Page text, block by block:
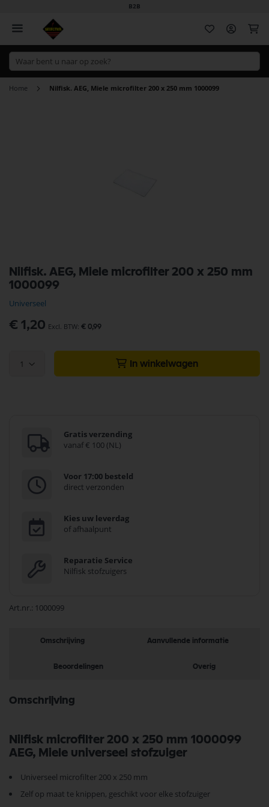
B2B
Home Nilfisk. AEG, Miele microfilter 200 x 250 mm 1000099
Nilfisk. AEG, Miele microfilter 200 x 250 mm
1000099
Universeel
€ 1,20 € 0,99
1 In winkelwagen
Gratis verzending
vanaf € 100 (NL)
Voor 17:00 besteld
direct verzonden
Kies uw leverdag
of afhaalpunt
Reparatie Service
Nilfisk stofzuigers
Art.nr. 1000099
naar
het
van
de
afbeeldingen-
Omschrijving Aanvullende informatie
Beoordelingen Overig
Omschrijving
Nilfisk microfilter 200 x 250 mm 1000099
AEG, Miele universeel stofzuiger
Universeel microfilter 200 x 250 mm
Zelf op maat te knippen, geschikt voor elke stofzuiger